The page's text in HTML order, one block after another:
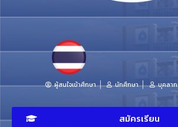
ผู้สนใจเข้าศึกษา นักศึกษา บุคลาก
สมัครเรียน